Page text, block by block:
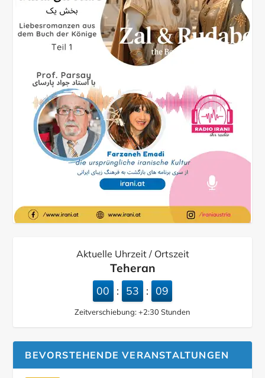
Aktuelle Uhrzeit / Ortszeit
Teheran
00 : 53 : 10
Zeitverschiebung:+2:30 Stunden
BEVORSTEHENDE VERANSTALTUNGEN